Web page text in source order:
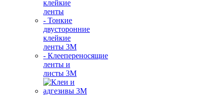
клейкие
ленты
- Тонкие
двусторонние
клейкие
ленты 3М
- Клеепереносящие
ленты и
листы 3М